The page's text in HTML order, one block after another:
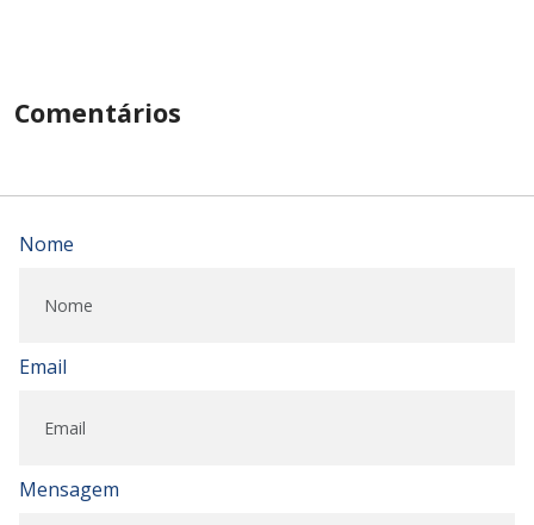
Comentários
Nome
Email
Mensagem